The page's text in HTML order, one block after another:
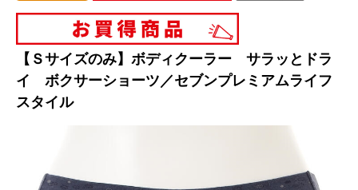
【Ｓサイズのみ】ボディクーラー サラッとドラ
イ ボクサーショーツ／セブンプレミアムライフ
スタイル